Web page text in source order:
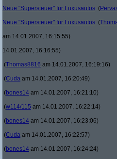
Neue "Supersteuer" für Luxusautos (
Neue "Supersteuer" für Luxusautos (
am 14.01.2007, 16:15:55)
14.01.2007, 16:16:55)
(Thomas8816 am 14.01.2007, 16:19:16)
(Cuda am 14.01.2007, 16:20:49)
(bones14 am 14.01.2007, 16:21:10)
(w114/115 am 14.01.2007, 16:22:14)
(bones14 am 14.01.2007, 16:23:06)
(Cuda am 14.01.2007, 16:22:57)
(bones14 am 14.01.2007, 16:24:24)